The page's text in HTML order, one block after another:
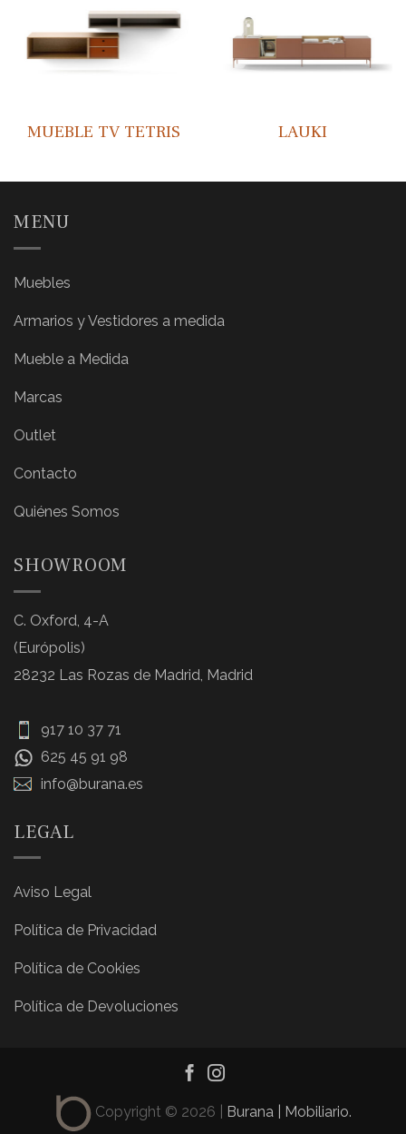
MUEBLE TV TETRIS LAUKI
MENU
Muebles
Armarios y Vestidores a medida
Mueble a Medida
Marcas
Outlet
Contacto
Quiénes Somos
SHOWROOM
C. Oxford, 4-A
(Európolis)
28232 Las Rozas de Madrid, Madrid
917 10 37 71
625 45 91 98
info@burana.es
LEGAL
Aviso Legal
Política de Privacidad
Política de Cookies
Política de Devoluciones
Copyright © 2026 | Burana | Mobiliario.